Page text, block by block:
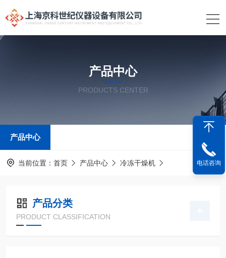
产品中心
PRODUCTS CENTER
产品中心
当前位置： 首页 产品中心 冷冻干燥机
产品分类
PRODUCT CLASSIFICATION
电话咨询